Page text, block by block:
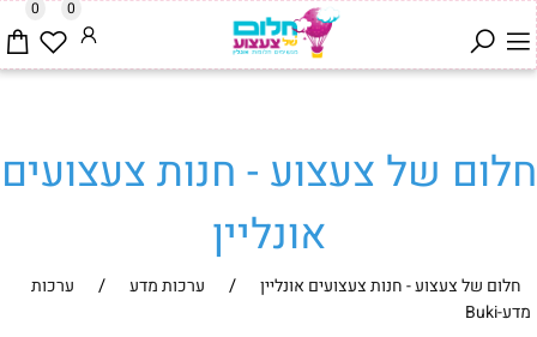
0 0
חלום של צעצוע - חנות צעצועים
אונליין
חלום של צעצוע - חנות צעצועים אונליין / ערכות מדע /
ערכות
מדע-Buki